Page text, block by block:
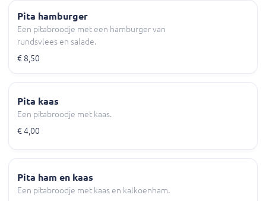
Pita hamburger
Een pitabroodje met een hamburger van
rundsvlees en salade.
€ 8,50
Pita kaas
Een pitabroodje met kaas.
€ 4,00
Pita ham en kaas
Een pitabroodje met kaas en kalkoenham.